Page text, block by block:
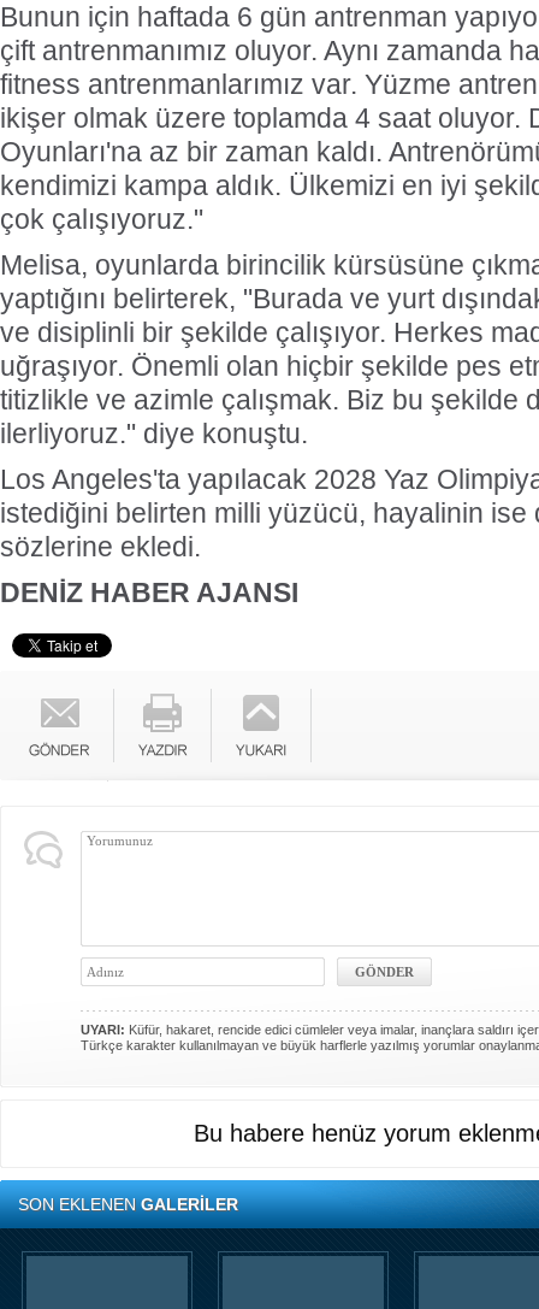
Bunun için haftada 6 gün antrenman
çift antrenmanımız oluyor. Aynı zamanda
fitness antrenmanlarımız var. Yüzme
ikişer olmak üzere toplamda 4 saat oluyor.
Oyunları'na az bir zaman kaldı.
kendimizi kampa aldık. Ülkemizi en iyi
çok çalışıyoruz."
Melisa, oyunlarda birincilik kürsüsüne
yaptığını belirterek, "Burada ve yurt
ve disiplinli bir şekilde çalışıyor. Herkes
uğraşıyor. Önemli olan hiçbir şekilde pes
titizlikle ve azimle çalışmak. Biz bu şekilde
ilerliyoruz." diye konuştu.
Los Angeles'ta yapılacak 2028 Yaz
istediğini belirten milli yüzücü, hayalinin
sözlerine ekledi.
DENİZ HABER AJANSI
UYARI: Küfür, hakaret, rencide edici cümleler veya imalar, inançlara saldırı
Türkçe karakter kullanılmayan ve büyük harflerle yazılmış yorumlar
Bu habere henüz yorum
SON EKLENENGALERİLER